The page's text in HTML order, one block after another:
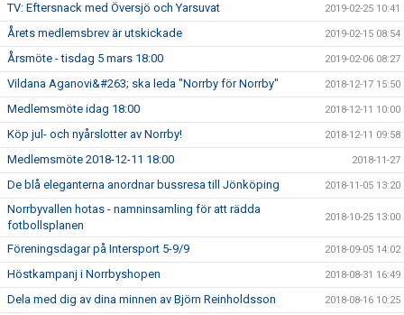
TV: Eftersnack med Översjö och Yarsuvat 2019-02-25 10:41
Årets medlemsbrev är utskickade 2019-02-15 08:54
Årsmöte - tisdag 5 mars 18:00 2019-02-06 08:27
Vildana Aganovi&#263; ska leda "Norrby för Norrby" 2018-12-17 15:50
Medlemsmöte idag 18:00 2018-12-11 10:00
Köp jul- och nyårslotter av Norrby! 2018-12-11 09:58
Medlemsmöte 2018-12-11 18:00 2018-11-27
De blå eleganterna anordnar bussresa till Jönköping 2018-11-05 13:20
Norrbyvallen hotas - namninsamling för att rädda
fotbollsplanen
2018-10-25 13:00
Föreningsdagar på Intersport 5-9/9 2018-09-05 14:02
Höstkampanj i Norrbyshopen 2018-08-31 16:49
Dela med dig av dina minnen av Björn Reinholdsson 2018-08-16 10:25